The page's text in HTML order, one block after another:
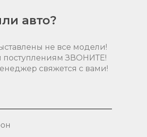
авто?
не все модели!
поступлениям ЗВОНИТЕ!
свяжется с вами!